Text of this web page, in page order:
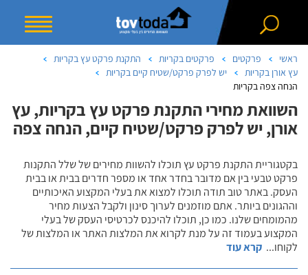
ראשי פרקטים פרקטים בקריות
התקנת פרקט עץ בקריות
עץ אורן בקריות
יש לפרק פרקט/שטיח קיים בקריות
הנחה צפה בקריות
השוואת מחירי התקנת פרקט עץ בקריות, עץ
אורן, יש לפרק פרקט/שטיח קיים, הנחה צפה
בקטגוריית התקנת פרקט עץ תוכלו להשוות מחירים של שלל התקנות
פרקט טבעי בין אם מדובר בחדר אחד או מספר חדרים בבית או בבית
העסק. באתר טוב תודה תוכלו למצוא את בעלי המקצוע האיכותיים
וההגונים ביותר. אתם מוזמנים לערוך סינון ולקבל הצעות מחיר
מהמומחים שלנו. כמו כן, תוכלו להיכנס לכרטיסי העסק של בעלי
המקצוע בעמוד זה על מנת לקרוא את המלצות האתר או המלצות של
לקוחו... קרא עוד